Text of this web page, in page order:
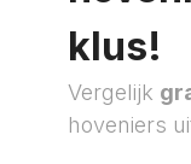
klus!
Vergelijk
hoveniers